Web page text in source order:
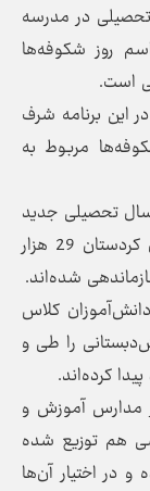
در مدرسه
روز شکوفه‌ها
است.
این برنامه شرف
مربوط به
تحصیلی جدید
از امروز با این مراسم رقم می‌خورد در استان کردستان 29 هزار
بیش از 95 درصد از دانش‌آموزان کلاس
را طی و
کرده‌اند.
در مدارس آموزش و
درسی هم توزیع شده
در اختیار آن‌ها